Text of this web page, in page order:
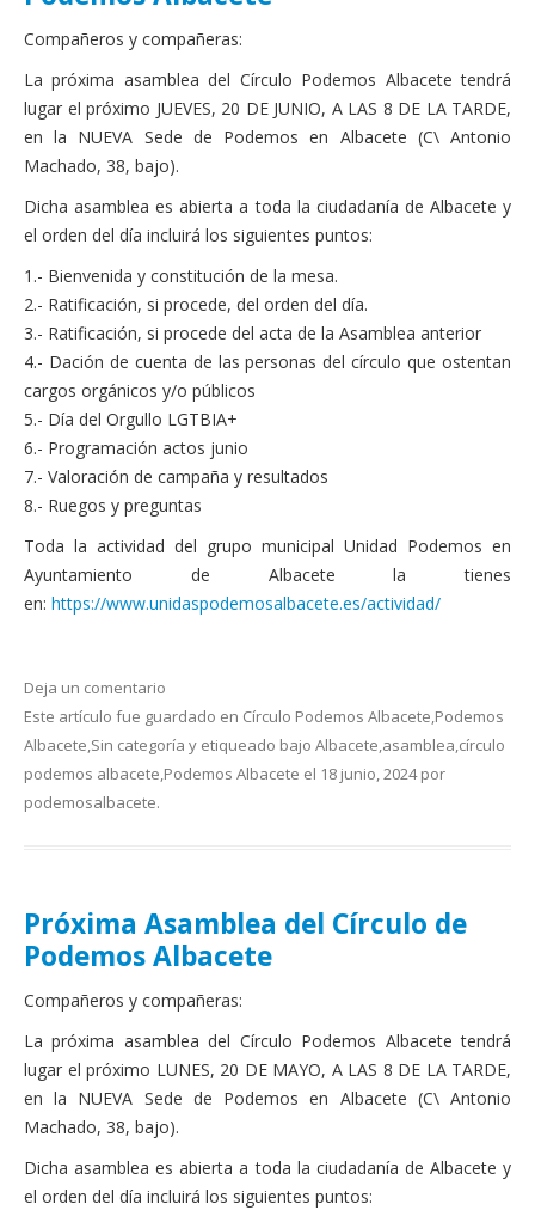
Compañeros y compañeras:
La próxima asamblea del Círculo Podemos Albacete tendrá
lugar el próximo JUEVES, 20 DE JUNIO, A LAS 8 DE LA TARDE,
en la NUEVA Sede de Podemos en Albacete (C\ Antonio
Machado, 38, bajo).
Dicha asamblea es abierta a toda la ciudadanía de Albacete y
el orden del día incluirá los siguientes puntos:
1.- Bienvenida y constitución de la mesa.
2.- Ratificación, si procede, del orden del día.
3.- Ratificación, si procede del acta de la Asamblea anterior
4.- Dación de cuenta de las personas del círculo que ostentan
cargos orgánicos y/o públicos
5.- Día del Orgullo LGTBIA+
6.- Programación actos junio
7.- Valoración de campaña y resultados
8.- Ruegos y preguntas
Toda la actividad del grupo municipal Unidad Podemos en
Ayuntamiento de Albacete la tienes
en: https://www.unidaspodemosalbacete.es/actividad/
Deja un comentario
Este artículo fue guardado en Círculo Podemos Albacete,Podemos
Albacete,Sin categoría y etiqueado bajo Albacete,asamblea,círculo
podemos albacete,Podemos Albacete el 18 junio, 2024por
podemosalbacete.
Próxima Asamblea del Círculo de
Podemos Albacete
Compañeros y compañeras:
La próxima asamblea del Círculo Podemos Albacete tendrá
lugar el próximo LUNES, 20 DE MAYO, A LAS 8 DE LA TARDE,
en la NUEVA Sede de Podemos en Albacete (C\ Antonio
Machado, 38, bajo).
Dicha asamblea es abierta a toda la ciudadanía de Albacete y
el orden del día incluirá los siguientes puntos: